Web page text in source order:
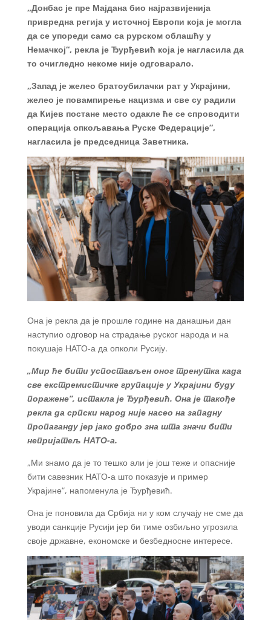
„Донбас је пре Мајдана био најразвијенија
привредна регија у источној Европи која је могла
да се упореди само са рурском облашћу у
Немачкој“, рекла је Ђурђевић која је нагласила да
то очигледно некоме није одговарало.
„Запад је желео братоубилачки рат у Украјини,
желео је повампирење нацизма и све су радили
да Кијев постане место одакле ће се спроводити
операција опкољавања Руске Федерације“,
нагласила је председница Заветника.
Она је рекла да је прошле године на данашњи дан
наступио одговор на страдање руског народа и на
покушаје НАТО-а да опколи Русију.
„Мир ће бити успостављен оног тренутка када
све екстремистичке групације у Украјини буду
поражене“, истакла је Ђурђевић. Она је такође
рекла да српски народ није насео на западну
пропаганду јер јако добро зна шта значи бити
непријатељ НАТО-а.
„Ми знамо да је то тешко али је још теже и опасније
бити савезник НАТО-а што показује и пример
Украјине“, напоменула је Ђурђевић.
Она је поновила да Србија ни у ком случају не сме да
уводи санкције Русији јер би тиме озбиљно угрозила
своје државне, економске и безбедносне интересе.